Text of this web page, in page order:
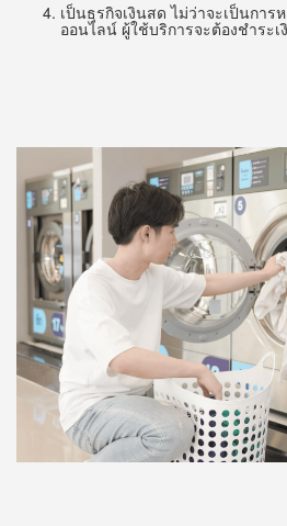
เป็นธุรกิจเงินสด ไม่ว่าจะเป็นกา
ออนไลน์ ผู้ใช้บริการจะต้องชำระเ